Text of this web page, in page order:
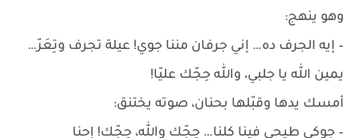
وهو ينهج:
– إيه الجرف ده… إني جرفان مننا جوي! عيلة تجرف وتِعَرّ…
يمين الله يا جلبي، والله حِجّك عليّا!
أمسك يدها وقبّلها بحنان، صوته يختنق:
– جوكي طيحي فينا كلنا… حِجّك والله، حِجّك! إحنا